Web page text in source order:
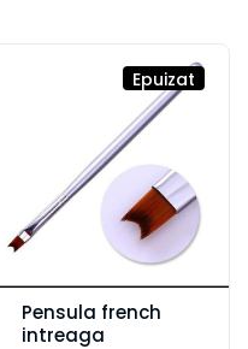
Epuizat
Pensula french
intreaga